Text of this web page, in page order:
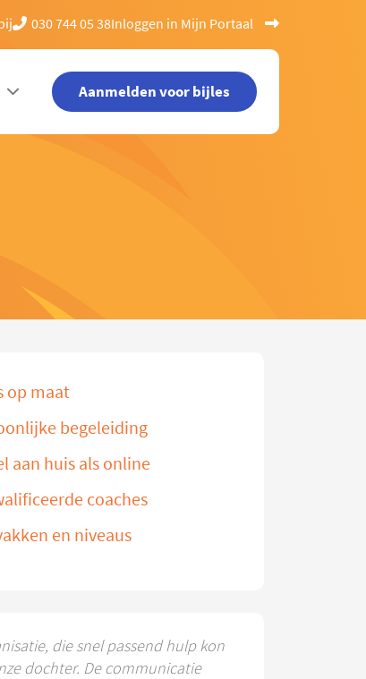
030 744 05 38Inloggen in Mijn Portaal
Aanmelden voor bijles
op maat
begeleiding
aan huis als online
coaches
en niveaus
die snel passend hulp kon
dochter. De communicatie